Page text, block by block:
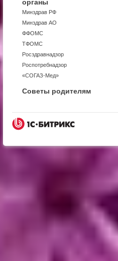
органы
Минздрав РФ
Минздрав АО
ФФОМС
ТФОМС
Росздравнадзор
Роспотребнадзор
«СОГАЗ-Мед»
Советы родителям